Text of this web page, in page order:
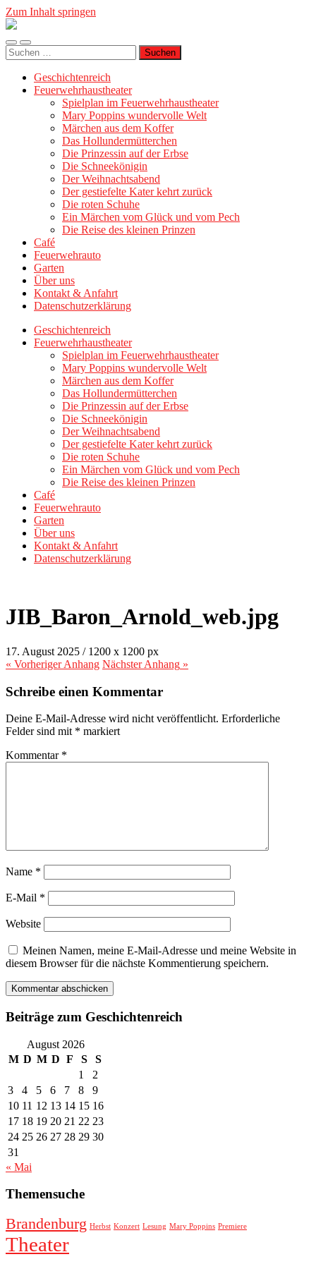
Zum Inhalt springen
Geschichtenreich
Mobile-
Menü
Suchfeld
ein-/ausblenden
Suche
nach:
Geschichtenreich
Feuerwehrhaustheater
Spielplan im Feuerwehrhaustheater
Mary Poppins wundervolle Welt
Märchen aus dem Koffer
Das Hollundermütterchen
Die Prinzessin auf der Erbse
Die Schneekönigin
Der Weihnachtsabend
Der gestiefelte Kater kehrt zurück
Die roten Schuhe
Ein Märchen vom Glück und vom Pech
Die Reise des kleinen Prinzen
Café
Feuerwehrauto
Garten
Über uns
Kontakt & Anfahrt
Datenschutzerklärung
Geschichtenreich
Feuerwehrhaustheater
Spielplan im Feuerwehrhaustheater
Mary Poppins wundervolle Welt
Märchen aus dem Koffer
Das Hollundermütterchen
Die Prinzessin auf der Erbse
Die Schneekönigin
Der Weihnachtsabend
Der gestiefelte Kater kehrt zurück
Die roten Schuhe
Ein Märchen vom Glück und vom Pech
Die Reise des kleinen Prinzen
Café
Feuerwehrauto
Garten
Über uns
Kontakt & Anfahrt
Datenschutzerklärung
JIB_Baron_Arnold_web.jpg
17. August 2025 / 1200 x 1200 px
« VorherigerAnhang NächsterAnhang »
Schreibe einen Kommentar
Deine E-Mail-Adresse wird nicht veröffentlicht. Erforderliche
Felder sind mit * markiert
Kommentar *
Name *
E-Mail *
Website
Meinen Namen, meine E-Mail-Adresse und meine Website in
diesem Browser für die nächste Kommentierung speichern.
Beiträge zum Geschichtenreich
August 2026
M D M D F S
S
1
2
3
4 5 6 7 8
9
10 11 12 13 14 15 16
17 18 19 20 21 22 23
24 25 26 27 28 29 30
31
« Mai
Themensuche
Brandenburg Herbst Konzert Lesung Mary Poppins Premiere
Theater